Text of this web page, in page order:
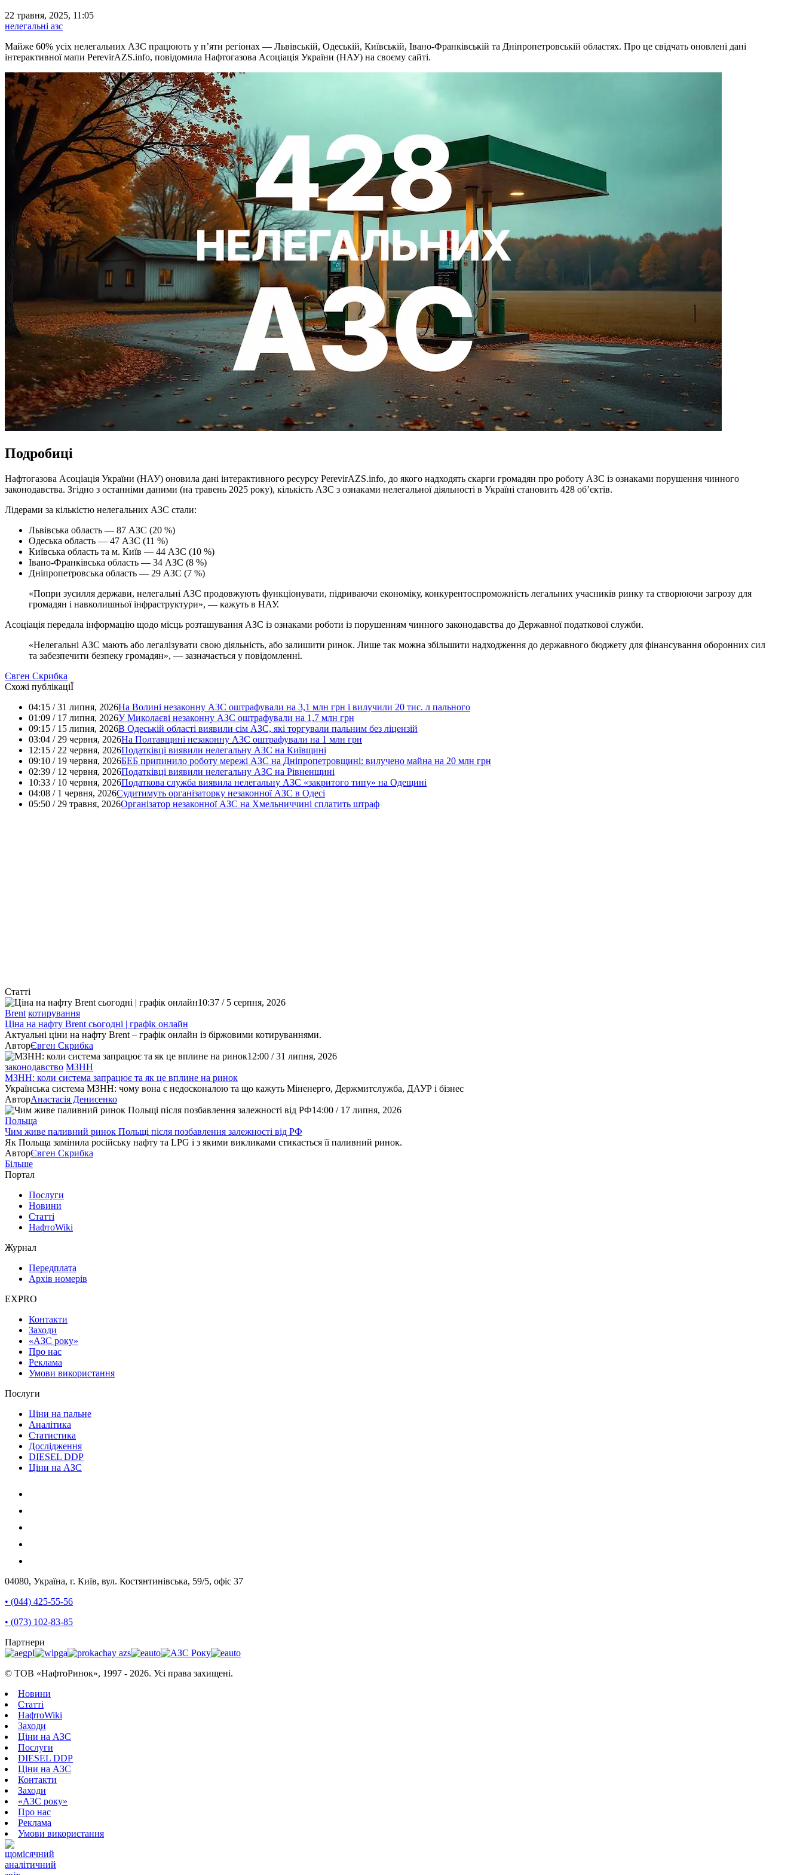
22 травня, 2025, 11:05
нелегальні азс
Майже 60% усіх нелегальних АЗС працюють у п’яти регіонах — Львівській, Одеській, Київській, Івано-Франківській та Дніпропетровській областях. Про це свідчать оновлені дані
інтерактивної мапи PerevirAZS.info, повідомила Нафтогазова Асоціація України (НАУ) на своєму сайті.
Подробиці
Нафтогазова Асоціація України (НАУ) оновила дані інтерактивного ресурсу PerevirAZS.info, до якого надходять скарги громадян про роботу АЗС із ознаками порушення чинного
законодавства. Згідно з останніми даними (на травень 2025 року), кількість АЗС з ознаками нелегальної діяльності в Україні становить 428 об’єктів.
Лідерами за кількістю нелегальних АЗС стали:
Львівська область — 87 АЗС (20 %)
Одеська область — 47 АЗС (11 %)
Київська область та м. Київ — 44 АЗС (10 %)
Івано-Франківська область — 34 АЗС (8 %)
Дніпропетровська область — 29 АЗС (7 %)
«Попри зусилля держави, нелегальні АЗС продовжують функціонувати, підриваючи економіку, конкурентоспроможність легальних учасників ринку та створюючи загрозу для
громадян і навколишньої інфраструктури», — кажуть в НАУ.
Асоціація передала інформацію щодо місць розташування АЗС із ознаками роботи із порушенням чинного законодавства до Державної податкової служби.
«Нелегальні АЗС мають або легалізувати свою діяльність, або залишити ринок. Лише так можна збільшити надходження до державного бюджету для фінансування оборонних сил
та забезпечити безпеку громадян», — зазначається у повідомленні.
Євген Скрибка
Схожі публікаціЇ
04:15 / 31 липня, 2026На Волині незаконну АЗС оштрафували на 3,1 млн грн і вилучили 20 тис. л пального
01:09 / 17 липня, 2026У Миколаєві незаконну АЗС оштрафували на 1,7 млн грн
09:15 / 15 липня, 2026В Одеській області виявили сім АЗС, які торгували пальним без ліцензій
03:04 / 29 червня, 2026На Полтавщині незаконну АЗС оштрафували на 1 млн грн
12:15 / 22 червня, 2026Податківці виявили нелегальну АЗС на Київщині
09:10 / 19 червня, 2026БЕБ припинило роботу мережі АЗС на Дніпропетровщині: вилучено майна на 20 млн грн
02:39 / 12 червня, 2026Податківці виявили нелегальну АЗС на Рівненщині
10:33 / 10 червня, 2026Податкова служба виявила нелегальну АЗС «закритого типу» на Одещині
04:08 / 1 червня, 2026Судитимуть організаторку незаконної АЗС в Одесі
05:50 / 29 травня, 2026Організатор незаконної АЗС на Хмельниччині сплатить штраф
Статті
10:37 / 5 серпня, 2026
Brent котирування
Ціна на нафту Brent сьогодні | графік онлайн
Актуальні ціни на нафту Brent – графік онлайн із біржовими котируваннями.
АвторЄвген Скрибка
12:00 / 31 липня, 2026
законодавство МЗНН
МЗНН: коли система запрацює та як це вплине на ринок
Українська система МЗНН: чому вона є недосконалою та що кажуть Міненерго, Держмитслужба, ДАУР і бізнес
АвторАнастасія Денисенко
14:00 / 17 липня, 2026
Польща
Чим живе паливний ринок Польщі після позбавлення залежності від РФ
Як Польща замінила російську нафту та LPG і з якими викликами стикається її паливний ринок.
АвторЄвген Скрибка
Більше
Портал
Послуги
Новини
Статті
НафтоWiki
Журнал
Передплата
Архів номерів
EXPRO
Контакти
Заходи
«АЗС року»
Про нас
Реклама
Умови використання
Послуги
Ціни на пальне
Аналітика
Статистика
Дослідження
DIESEL DDP
Ціни на АЗС
04080, Україна, г. Київ, вул. Костянтинівська, 59/5, офіс 37
• (044) 425-55-56
• (073) 102-83-85
Партнери
© ТОВ «НафтоРинок», 1997 - 2026. Усі права захищені.
Новини
Статті
НафтоWiki
Заходи
Ціни на АЗС
Послуги
DIESEL DDP
Ціни на АЗС
Контакти
Заходи
«АЗС року»
Про нас
Реклама
Умови використання